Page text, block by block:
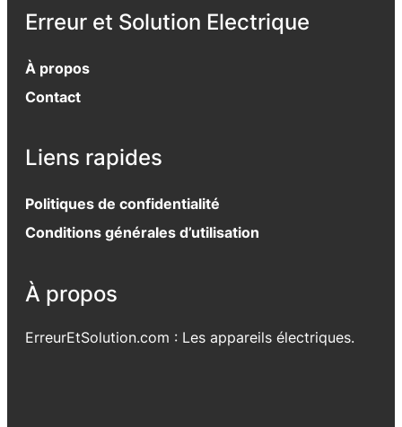
Erreur et Solution Electrique
À propos
Contact
Liens rapides
Politiques de confidentialité
Conditions générales d’utilisation
À propos
ErreurEtSolution.com : Les appareils électriques.